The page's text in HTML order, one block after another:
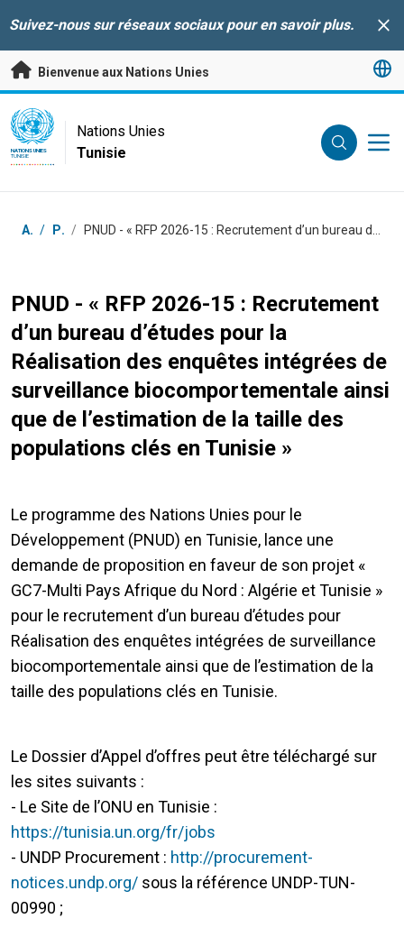
Suivez-nous sur réseaux sociaux pour en savoir plus.
Bienvenue aux Nations Unies
UN Logo
NATIONS UNIES
TUNISIE
Nations Unies
Tunisie
Fil d'Ariane
Accueil / Postes /
PNUD - « RFP 2026-15 : Recrutement
d’un bureau d’études pour la
Réalisation des enquêtes intégrées de
surveillance biocomportementale ainsi
que de l’estimation de la taille des
populations clés en Tunisie »
Le programme des Nations Unies pour le
Développement (PNUD) en Tunisie, lance une
demande de proposition en faveur de son projet «
GC7-Multi Pays Afrique du Nord : Algérie et Tunisie »
pour le recrutement d’un bureau d’études pour
Réalisation des enquêtes intégrées de surveillance
biocomportementale ainsi que de l’estimation de la
taille des populations clés en Tunisie.
Le Dossier d’Appel d’offres peut être téléchargé sur
les sites suivants :
- Le Site de l’ONU en Tunisie :
https://tunisia.un.org/fr/jobs
- UNDP Procurement : http://procurement-
notices.undp.org/ sous la référence UNDP-TUN-
00990 ;